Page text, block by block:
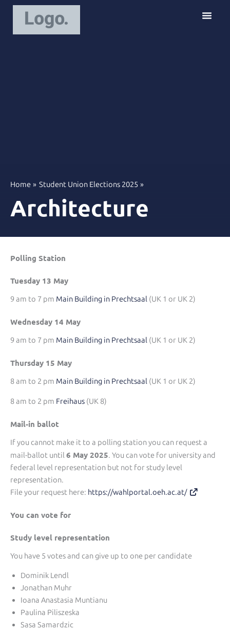
Home Student Union Elections 2025
Architecture
Polling Station
Tuesday 13 May
9 am to 7 pm Main Building in Prechtsaal (UK 1 or UK 2)
Wednesday 14 May
9 am to 7 pm Main Building in Prechtsaal (UK 1 or UK 2)
Thursday 15 May
8 am to 2 pm Main Building in Prechtsaal (UK 1 or UK 2)
8 am to 2 pm Freihaus (UK 8)
Mail-in ballot
If you cannot make it to a polling station you can request a
mail-ballot until6 May 2025. You can vote for university and
federal level representation but not for study level
representation.
File your request here: https://wahlportal.oeh.ac.at/
You can vote for
Study level representation
You have 5 votes and can give up to one per candidate
Dominik Lendl
Jonathan Muhr
Ioana Anastasia Muntianu
Paulina Piliszeska
Sasa Samardzic